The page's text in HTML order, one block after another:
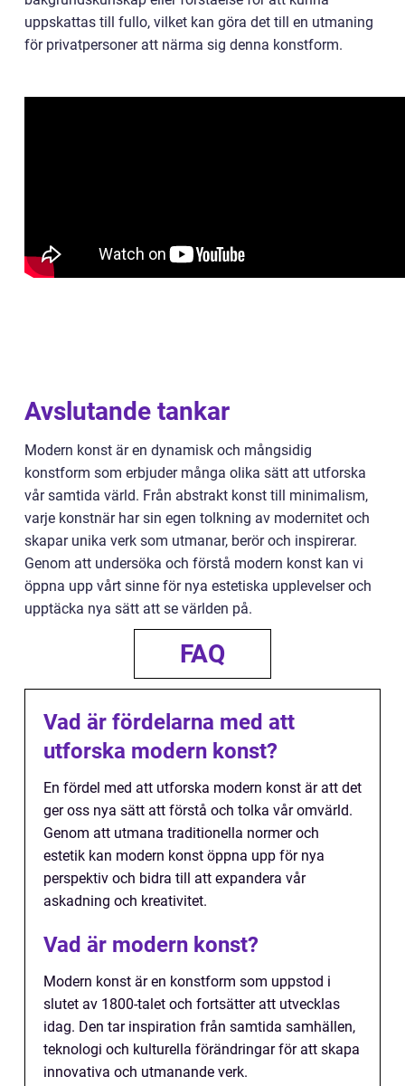
uppskattas till fullo, vilket kan göra det till en utmaning
för privatpersoner att närma sig denna konstform.
Avslutande tankar
Modern konst är en dynamisk och mångsidig
konstform som erbjuder många olika sätt att utforska
vår samtida värld. Från abstrakt konst till minimalism,
varje konstnär har sin egen tolkning av modernitet och
skapar unika verk som utmanar, berör och inspirerar.
Genom att undersöka och förstå modern konst kan vi
öppna upp vårt sinne för nya estetiska upplevelser och
upptäcka nya sätt att se världen på.
FAQ
Vad är fördelarna med att
utforska modern konst?
En fördel med att utforska modern konst är att det
ger oss nya sätt att förstå och tolka vår omvärld.
Genom att utmana traditionella normer och
estetik kan modern konst öppna upp för nya
perspektiv och bidra till att expandera vår
askadning och kreativitet.
Vad är modern konst?
Modern konst är en konstform som uppstod i
slutet av 1800-talet och fortsätter att utvecklas
idag. Den tar inspiration från samtida samhällen,
teknologi och kulturella förändringar för att skapa
innovativa och utmanande verk.